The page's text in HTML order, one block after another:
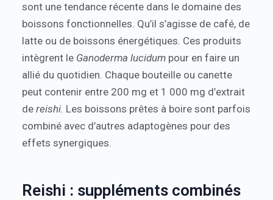
sont une tendance récente dans le domaine des
boissons fonctionnelles. Qu’il s’agisse de café, de
latte ou de boissons énergétiques. Ces produits
intègrent le Ganoderma lucidum pour en faire un
allié du quotidien. Chaque bouteille ou canette
peut contenir entre 200 mg et 1 000 mg d’extrait
dereishi. Les boissons prêtes à boire sont parfois
combiné avec d’autres adaptogènes pour des
effets synergiques.
Reishi : suppléments combinés